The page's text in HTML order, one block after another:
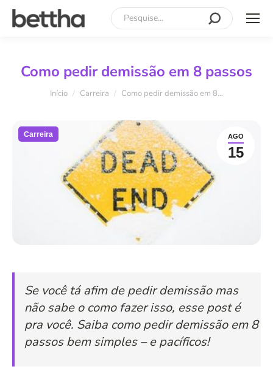
Search:
Como pedir demissão em 8 passos
Você está aqui:
Início Carreira Como pedir demissão em 8…
AGO
15
Carreira
Se você tá afim de pedir demissão mas
não sabe o como fazer isso, esse post é
pra você. Saiba como pedir demissão em 8
passos bem simples – e pacíficos!